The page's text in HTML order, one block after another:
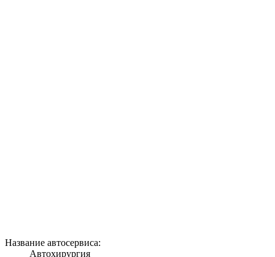
Название автосервиса:
Автохирургия